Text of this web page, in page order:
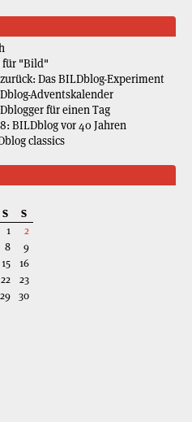
für "Bild"
Das BILDblog-Experiment
Adventskalender
für einen Tag
BILDblog vor 40 Jahren
classics
S
S
1
2
8
9
15
16
22
23
29 30